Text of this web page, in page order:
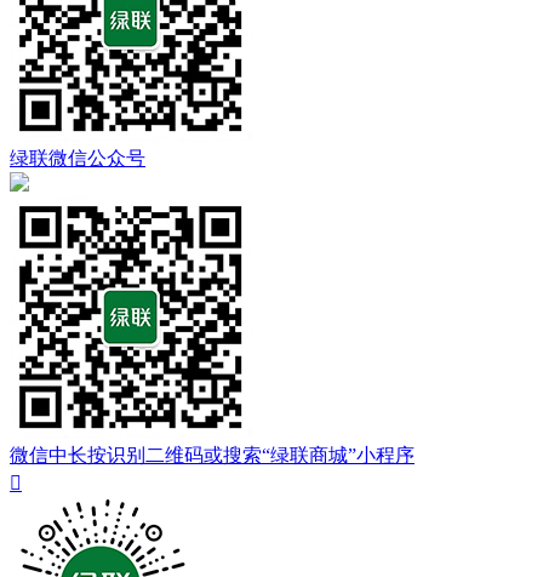
绿联微信公众号
微信中长按识别二维码或搜索“绿联商城”小程序
